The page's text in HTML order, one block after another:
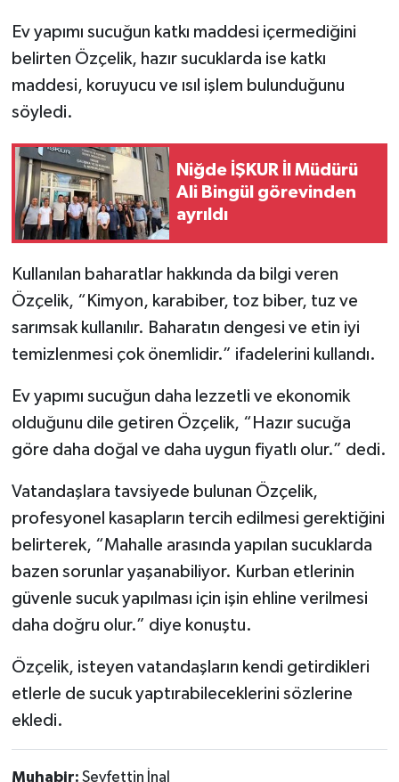
Ev yapımı sucuğun katkı maddesi içermediğini
belirten Özçelik, hazır sucuklarda ise katkı
maddesi, koruyucu ve ısıl işlem bulunduğunu
söyledi.
Niğde İŞKUR İl Müdürü
Ali Bingül görevinden
ayrıldı
Kullanılan baharatlar hakkında da bilgi veren
Özçelik, “Kimyon, karabiber, toz biber, tuz ve
sarımsak kullanılır. Baharatın dengesi ve etin iyi
temizlenmesi çok önemlidir.” ifadelerini kullandı.
Ev yapımı sucuğun daha lezzetli ve ekonomik
olduğunu dile getiren Özçelik, “Hazır sucuğa
göre daha doğal ve daha uygun fiyatlı olur.” dedi.
Vatandaşlara tavsiyede bulunan Özçelik,
profesyonel kasapların tercih edilmesi gerektiğini
belirterek, “Mahalle arasında yapılan sucuklarda
bazen sorunlar yaşanabiliyor. Kurban etlerinin
güvenle sucuk yapılması için işin ehline verilmesi
daha doğru olur.” diye konuştu.
Özçelik, isteyen vatandaşların kendi getirdikleri
etlerle de sucuk yaptırabileceklerini sözlerine
ekledi.
Muhabir: Seyfettin İnal